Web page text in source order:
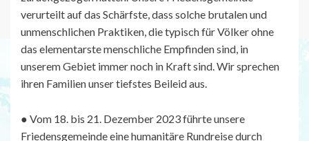
verurteilt auf das Schärfste, dass solche brutalen und
unmenschlichen Praktiken, die typisch für Völker ohne
das elementarste menschliche Empfinden sind, in
unserem Gebiet immer noch in Kraft sind. Wir sprechen
ihren Familien unser tiefstes Beileid aus.
● Vom 18. bis 21. Dezember 2023 führte unsere
Friedensgemeinde eine humanitäre Rundreise durch